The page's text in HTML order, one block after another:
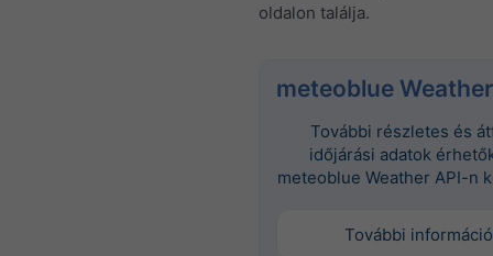
oldalon találja.
meteoblue
További részletes és
időjárási adatok
meteoblue Weather API-n
További információ